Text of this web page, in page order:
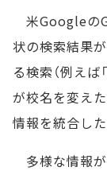
米Googleの
状の検索結果
る検索（例え
が校名を変えた
情報を統合し
多様な情報が